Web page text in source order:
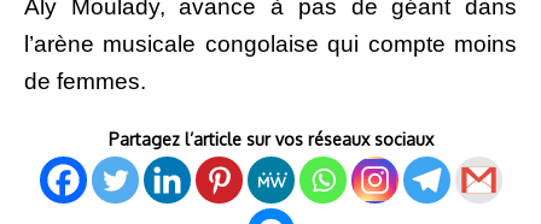
Aly Moulady, avance à pas de géant dans
l’arène musicale congolaise qui compte moins
de femmes.
Partagez l’article sur vos réseaux sociaux